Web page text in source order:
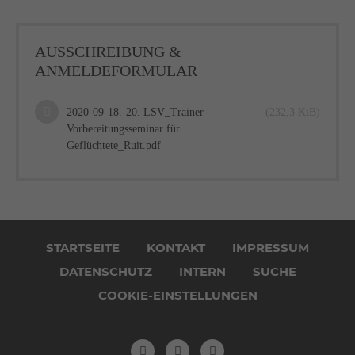
AUSSCHREIBUNG &
ANMELDEFORMULAR
2020-09-18.-20. LSV_Trainer-
Vorbereitungsseminar für
Geflüchtete_Ruit.pdf
(232,3 KiB)
überspringenSTARTSEITE KONTAKT
IMPRESSUM
DATENSCHUTZ
INTERN
SUCHE
COOKIE-EINSTELLUNGEN